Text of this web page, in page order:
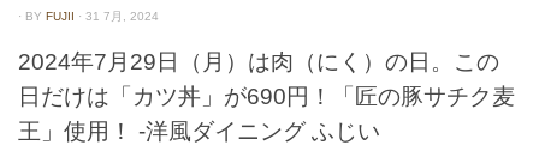
· BY FUJII · 31 7月, 2024
2024年7月29日（月）は肉（にく）の日。この
日だけは「カツ丼」が690円！「匠の豚サチク麦
王」使用！ -洋風ダイニング ふじい